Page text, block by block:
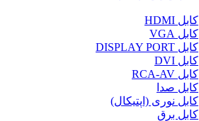
کابل HDMI
کابل VGA
کابل DISPLAY PORT
کابل DVI
کابل RCA-AV
کابل صدا
کابل نوری (اپتیکال)
کابل برق